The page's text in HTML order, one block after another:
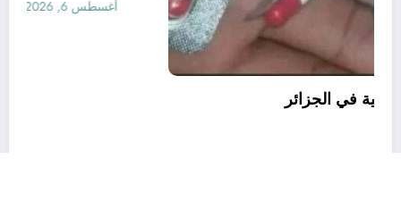
قانون المؤثرات العقلية في الجزائر